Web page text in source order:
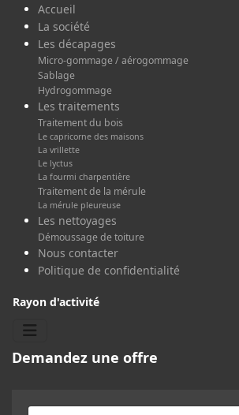
Accueil
La société
Les décapages
Micro-gommage / aérogommage
Sablage
Hydrogommage
Les traitements
Traitement du bois
Le capricorne des maisons
La vrillette
Le lyctus
La fourmi charpentière
Traitement de la mérule
La mérule pleureuse
Les nettoyages
Démoussage de toiture
Nous contacter
Politique de confidentialité
Rayon d'activité
Demandez une offre